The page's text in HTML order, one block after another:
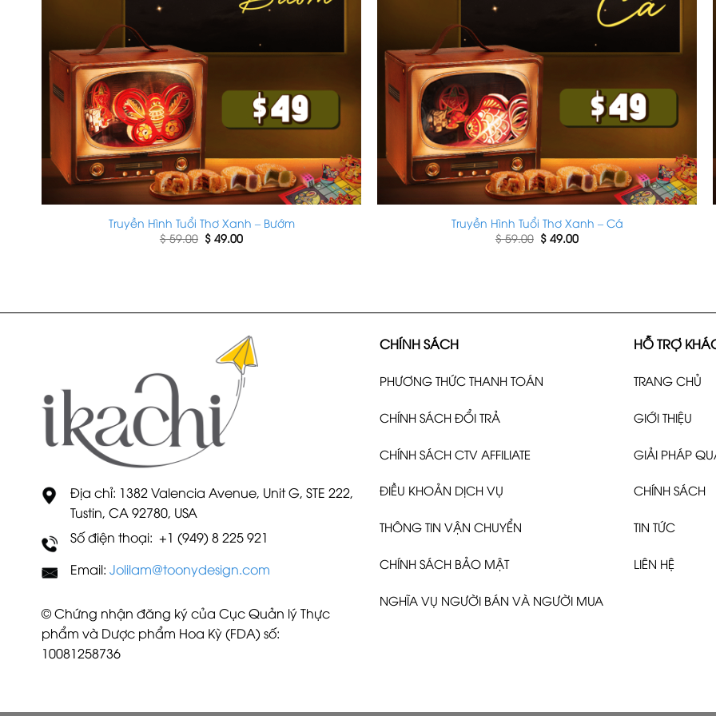
Truyền Hình Tuổi Thơ Xanh – Bướm
$59.00 Giá
gốc
$ 49.00Giá
Truyền Hình Tuổi Thơ Xanh – Cá
$59.00 Giá
gốc
$ 49.00Giá
Địa chỉ: 1382 Valencia Avenue, Unit G, STE 222,
Tustin, CA 92780, USA
Số điện thoại: +1 (949) 8 225 921
Email: Jolilam@toonydesign.com
© Chứng nhận đăng ký của Cục Quản lý Thực
phẩm và Dược phẩm Hoa Kỳ (FDA) số:
10081258736
CHÍNH SÁCH
PHƯƠNG THỨC THANH TOÁN
CHÍNH SÁCH ĐỔI TRẢ
CHÍNH SÁCH CTV AFFILIATE
ĐIỀU KHOẢN DỊCH VỤ
THÔNG TIN VẬN CHUYỂN
CHÍNH SÁCH BẢO MẬT
NGHĨA VỤ NGƯỜI BÁN VÀ NGƯỜI MUA
HỖ TRỢ
TRANG CHỦ
GIỚI THIỆU
GIẢI PHÁP
CHÍNH SÁCH
TIN TỨC
LIÊN HỆ